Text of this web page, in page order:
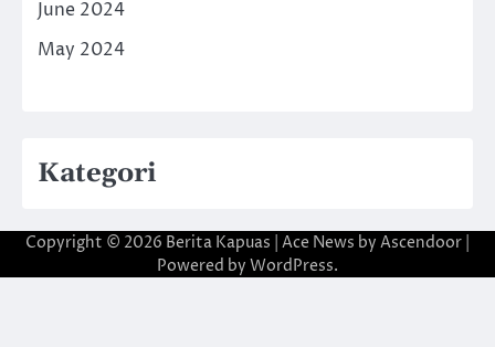
June 2024
May 2024
Kategori
Copyright © 2026 Berita Kapuas | Ace News by Ascendoor
Powered by WordPress.